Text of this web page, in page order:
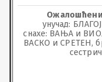
унучад:
снахе: ВАЊА и
ВАСКО и СРЕТЕН,